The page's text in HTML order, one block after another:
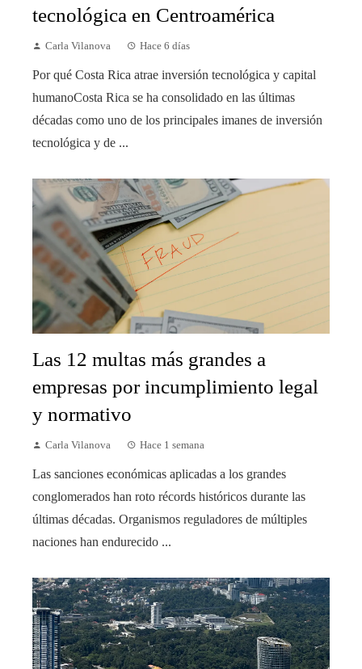
tecnológica en Centroamérica
Carla Vilanova Hace 6 días
Por qué Costa Rica atrae inversión tecnológica y capital
humanoCosta Rica se ha consolidado en las últimas
décadas como uno de los principales imanes de inversión
tecnológica y de ...
Las 12 multas más grandes a
empresas por incumplimiento legal
y normativo
Carla Vilanova Hace 1 semana
Las sanciones económicas aplicadas a los grandes
conglomerados han roto récords históricos durante las
últimas décadas. Organismos reguladores de múltiples
naciones han endurecido ...